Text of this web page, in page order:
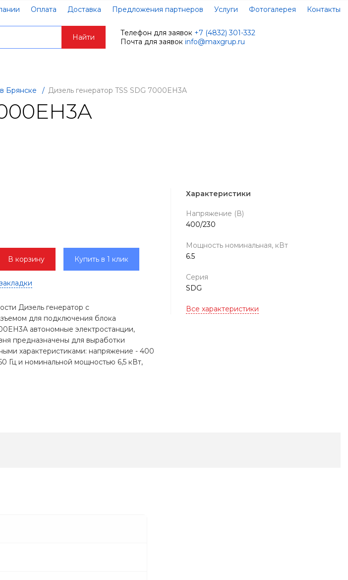
Оплата Доставка Предложения партнеров Услуги Фотогалерея Контакты
Найти Телефон для заявок +7 (4832) 301-332
Почта для заявок info@maxgrup.ru
Брянске / Дизель генератор TSS SDG 7000EH3A
Характеристики
Напряжение (В)
400/230
Мощность номинальная, кВт
6.5
Серия
SDG
Все характеристики
В корзину Купить в 1 клик
Дизель генератор с
для подключения блока
автономные электростанции,
предназначены для выработки
характеристиками: напряжение - 400
Гц и номинальной мощностью 6,5 кВт,